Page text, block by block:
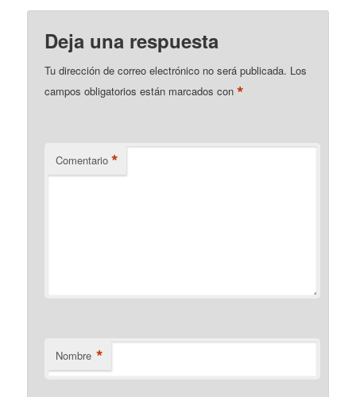
Deja una respuesta
Tu dirección de correo electrónico no será publicada. Los
campos obligatorios están marcados con*
Comentario *
Nombre *